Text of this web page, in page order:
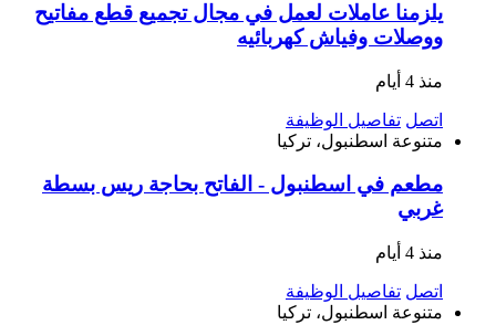
يلزمنا عاملات لعمل في مجال تجميع قطع مفاتيح
ووصلات وفياش كهربائيه
منذ 4 أيام
اتصل تفاصيل الوظيفة
متنوعة اسطنبول، تركيا
مطعم في اسطنبول - الفاتح بحاجة ريس بسطة
غربي
منذ 4 أيام
اتصل تفاصيل الوظيفة
متنوعة اسطنبول، تركيا